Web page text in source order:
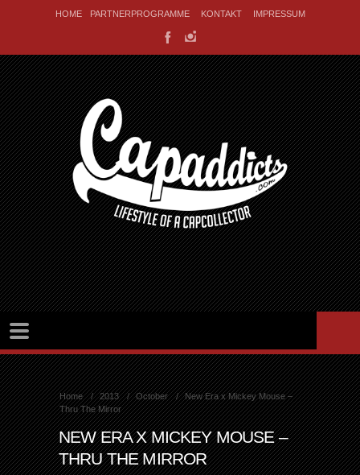
HOME PARTNERPROGRAMME KONTAKT IMPRESSUM
Home 2013 October
New Era x Mickey Mouse –
Thru The Mirror
NEW ERA X MICKEY MOUSE –
THRU THE MIRROR